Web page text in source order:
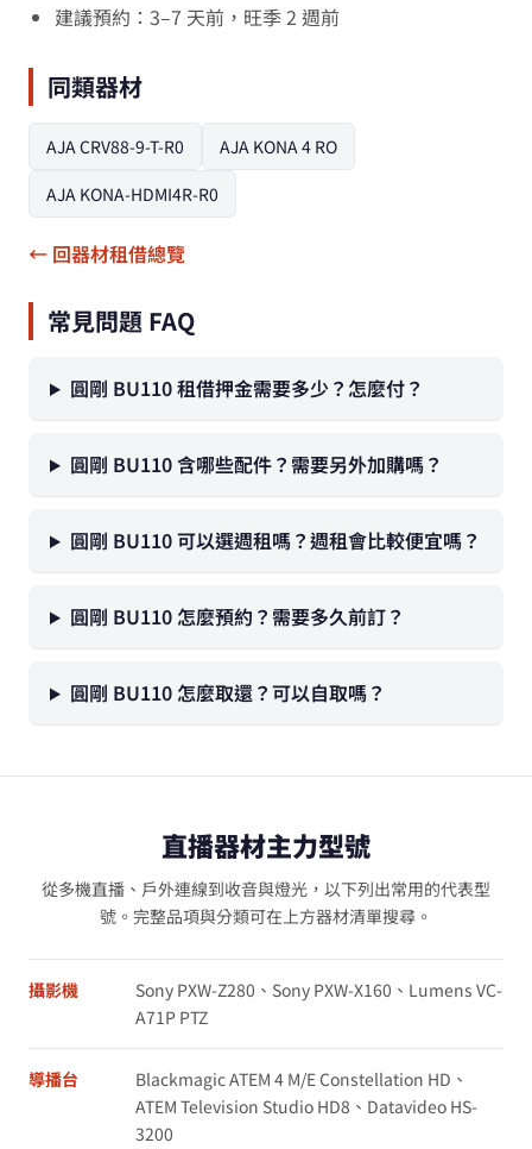
建議預約：3–7 天前，旺季 2 週前
同類器材
AJA CRV88-9-T-R0
AJA KONA 4 RO
AJA KONA-HDMI4R-R0
← 回器材租借總覽
常見問題 FAQ
圓剛 BU110 租借押金需要多少？怎麼付？
圓剛 BU110 含哪些配件？需要另外加購嗎？
圓剛 BU110 可以選週租嗎？週租會比較便宜嗎？
圓剛 BU110 怎麼預約？需要多久前訂？
圓剛 BU110 怎麼取還？可以自取嗎？
直播器材主力型號
從多機直播、戶外連線到收音與燈光，以下列出常用的代表型
號。完整品項與分類可在上方器材清單搜尋。
攝影機
Sony PXW-Z280、Sony PXW-X160、Lumens VC-
A71P PTZ
導播台
Blackmagic ATEM 4 M/E Constellation HD、
ATEM Television Studio HD8、Datavideo HS-
3200